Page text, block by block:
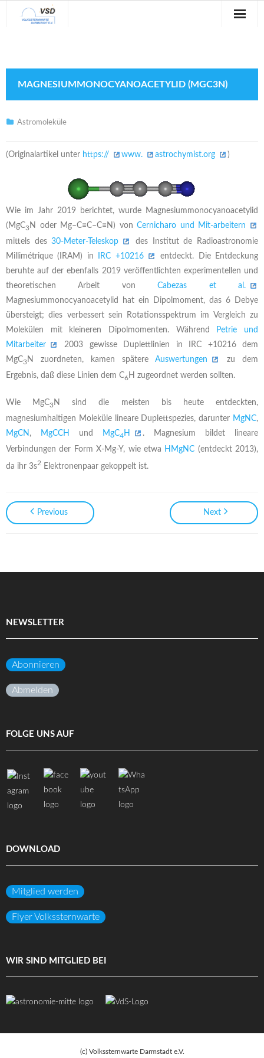
Veranstaltungen
Blog
Galerie
MAGNESIUMMONOCYANOACETYLID (MGC3N)
Astromoleküle
(Originalartikel unter https:// www. astrochymist.org )
Wie im Jahr 2019 berichtet, wurde Magnesiummonocyanoacetylid
(MgC3N oder Mg–C≡C–C≡N) von Cernicharo und Mit-arbeitern
mittels des30-Meter-Teleskop
des Institut de Radioastronomie
Millimétrique (IRAM) in
IRC +10216
entdeckt. Die Entdeckung
beruhte auf der ebenfalls 2019 veröffentlichten experimentellen und
theoretischen Arbeit vonCabezas et al.
Magnesiummonocyanoacetylid hat ein Dipolmoment, das 6 Debye
übersteigt; dies verbessert sein Rotationsspektrum im Vergleich zu
Molekülen mit kleineren Dipolmomenten. Während
Petrie und
Mitarbeiter
2003 gewisse Duplettlinien in IRC +10216 dem
MgC3N zuordneten, kamen spätereAuswertungen
zu dem
Ergebnis, daß diese Linien dem C6H zugeordnet werden sollten.
Wie MgC3N sind die meisten bis heute entdeckten,
magnesiumhaltigen Moleküle lineare Duplettspezies, darunter MgNC,
MgCN , MgCCH und MgC4H
. Magnesium bildet lineare
Verbindungen der Form X-Mg-Y, wie etwa HMgNC (entdeckt 2013),
da ihr 3s2 Elektronenpaar gekoppelt ist.
Previous Next
NEWSLETTER
Abonnieren
Abmelden
FOLGE UNS AUF
DOWNLOAD
Mitglied werden
Flyer Volkssternwarte
WIR SIND MITGLIED BEI
(c) Volkssternwarte Darmstadt e.V.